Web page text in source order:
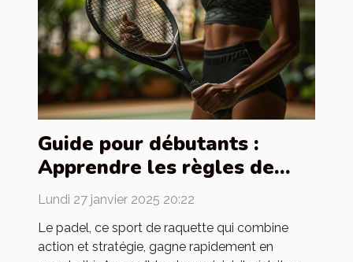
Guide pour débutants :
Apprendre les règles de
base du padel
Lundi 27 janvier 2025 20:22
Le padel, ce sport de raquette qui combine
action et stratégie, gagne rapidement en